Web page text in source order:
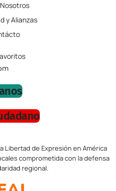
y Alianzas
Libertad de Expresión en América
comprometida con la defensa
regional.